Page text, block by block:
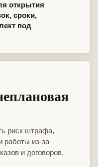
открытия
сроки,
под
риск штрафа,
работы из-за
и договоров.